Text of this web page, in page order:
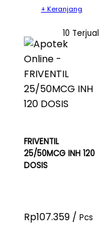
+ Keranjang
10 Terjual
FRIVENTIL
25/50MCG INH 120
DOSIS
Rp107.359 / Pcs